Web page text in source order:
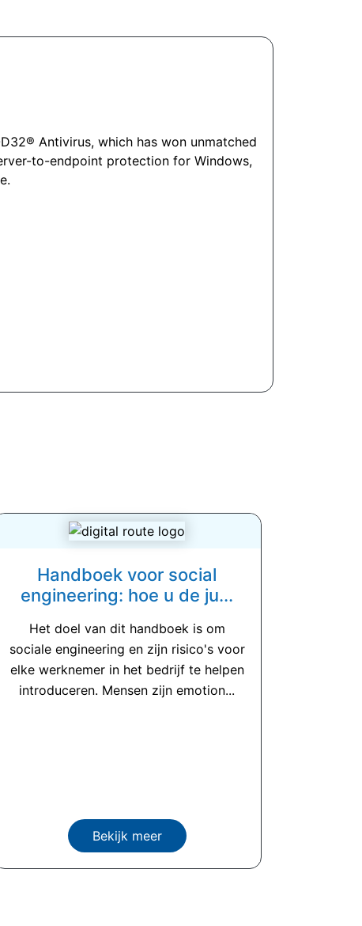
Antivirus, which has won unmatched
to-endpoint protection for Windows,
Handboek voor social
engineering: hoe u de ju...
Het doel van dit handboek is om
sociale engineering en zijn risico's voor
elke werknemer in het bedrijf te helpen
introduceren. Mensen zijn emotion...
Bekijk meer